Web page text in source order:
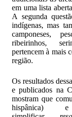
em uma lista
A segunda
indígenas, mas
camponeses,
ribeirinhos,
pertencem à mais
região.
Os resultados
e publicados na
mostram que
hispânica) e